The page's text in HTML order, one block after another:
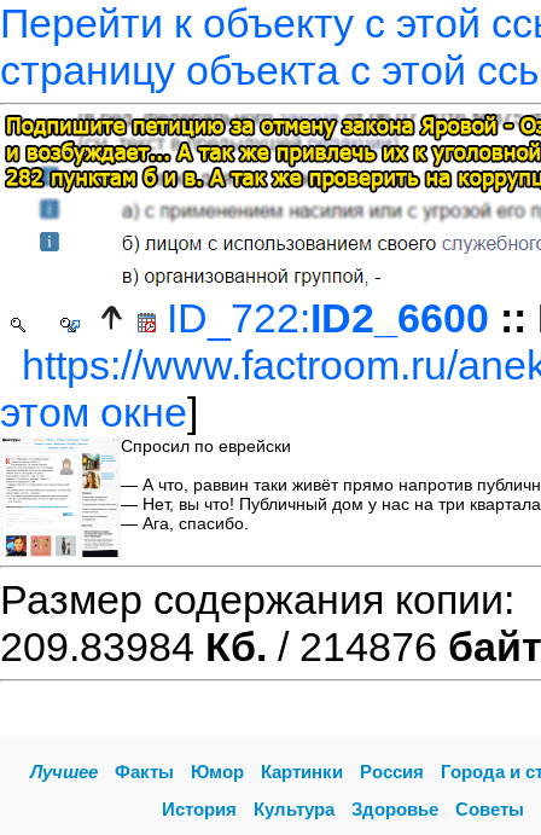
Перейти к объекту с этой
страницу объекта с этой
ID_722:ID2_6600 ::
https://www.factroom.ru/
этом окне]
Спросил по еврейски
— А что, раввин таки живёт прямо напротив
— Нет, вы что! Публичный дом у нас на три
— Ага, спасибо.
Размер содержания
209.83984 Кб. / 214876 байт
Лучшее Факты Юмор Картинки Россия
Города и
История
Культура Здоровье Советы